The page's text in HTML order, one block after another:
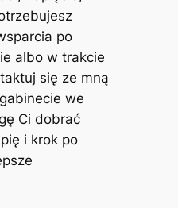
po
albo w trakcie
się ze mną
we
Ci dobrać
i krok po